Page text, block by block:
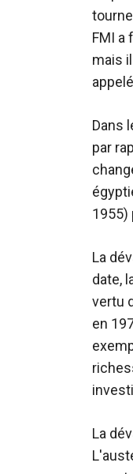
FMI a
mais
Dans
par
1955)
La
date,
vertu
en
La